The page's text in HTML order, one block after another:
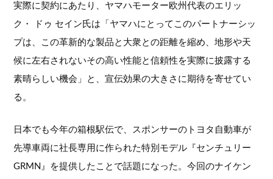
実際に契約にあたり、ヤマハモーター欧州代表のエリッ
ク・ ドゥ セイン氏は「ヤマハにとってこのパートナーシッ
プは、この革新的な製品と大衆との距離を縮め、地形や天
候に左右されないその高い性能と信頼性を実際に披露する
素晴らしい機会」と、宣伝効果の大きさに期待を寄せてい
る。
日本でも今年の箱根駅伝で、スポンサーのトヨタ自動車が
先導車両に社長専用に作られた特別モデル『センチュリー
GRMN』を提供したことで話題になった。今回のナイケン